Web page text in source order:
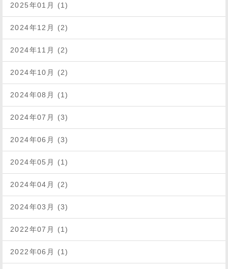
2025年01月 (1)
2024年12月 (2)
2024年11月 (2)
2024年10月 (2)
2024年08月 (1)
2024年07月 (3)
2024年06月 (3)
2024年05月 (1)
2024年04月 (2)
2024年03月 (3)
2022年07月 (1)
2022年06月 (1)